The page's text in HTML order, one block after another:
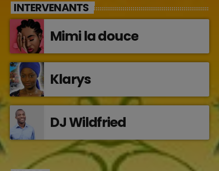
INTERVENANTS
Mimi la douce
Klarys
DJ Wildfried